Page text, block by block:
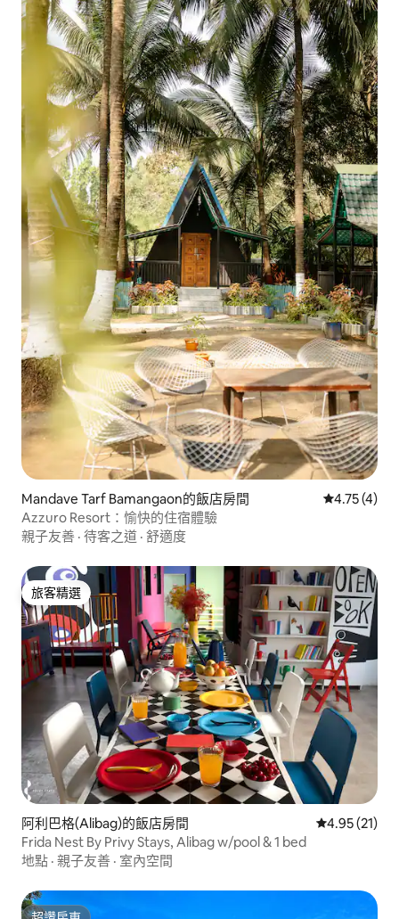
Mandave Tarf Bamangaon的飯店房間 從 4 則評價
4.75 (4)
Azzuro Resort：愉快的住宿體驗
親子友善 · 待客之道 · 舒適度
旅客精選
旅客精選
阿利巴格(Alibag)的飯店房間 從 21 則評價
4.95 (21)
Frida Nest By Privy Stays, Alibag w/pool & 1 bed
地點 · 親子友善 · 室內空間